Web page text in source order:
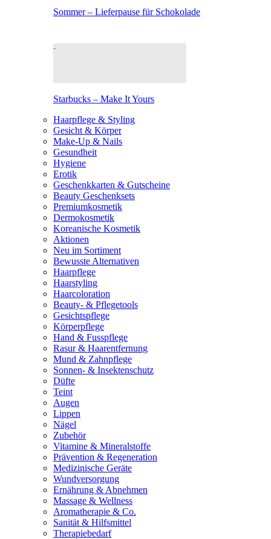
Sommer – Lieferpause für Schokolade
Starbucks – Make It Yours
Haarpflege & Styling
Gesicht & Körper
Make-Up & Nails
Gesundheit
Hygiene
Erotik
Geschenkkarten & Gutscheine
Beauty Geschenksets
Premiumkosmetik
Dermokosmetik
Koreanische Kosmetik
Aktionen
Neu im Sortiment
Bewusste Alternativen
Haarpflege
Haarstyling
Haarcoloration
Beauty- & Pflegetools
Gesichtspflege
Körperpflege
Hand & Fusspflege
Rasur & Haarentfernung
Mund & Zahnpflege
Sonnen- & Insektenschutz
Düfte
Teint
Augen
Lippen
Nägel
Zubehör
Vitamine & Mineralstoffe
Prävention & Regeneration
Medizinische Geräte
Wundversorgung
Ernährung & Abnehmen
Massage & Wellness
Aromatherapie & Co.
Sanität & Hilfsmittel
Therapiebedarf